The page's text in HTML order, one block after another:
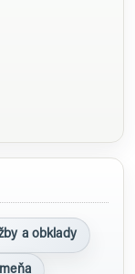
a obklady